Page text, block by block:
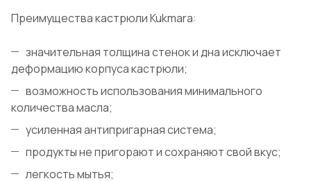
Преимущества кастрюли Kukmara:
значительная толщина стенок и дна исключает
деформацию корпуса кастрюли;
возможность использования минимального
количества масла;
усиленная антипригарная система;
продукты не пригорают и сохраняют свой вкус;
легкость мытья;